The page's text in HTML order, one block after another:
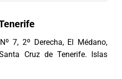
7, 2º Derecha, El Médano,
Cruz de Tenerife. Islas